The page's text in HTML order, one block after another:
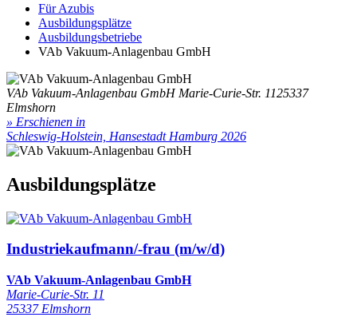
Für Azubis
Ausbildungsplätze
Ausbildungsbetriebe
VAb Vakuum-Anlagenbau GmbH
VAb Vakuum-Anlagenbau GmbH Marie-Curie-Str. 1125337
Elmshorn
» Erschienen in
Schleswig-Holstein, Hansestadt Hamburg 2026
Ausbildungsplätze
Industriekaufmann/-frau (m/w/d)
VAb Vakuum-Anlagenbau GmbH
Marie-Curie-Str. 11
25337 Elmshorn